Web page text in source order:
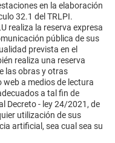
en la elaboración
32.1 del TRLPI.
realiza la reserva expresa
pública de sus
prevista en el
realiza una reserva
las obras y otras
web a medios de lectura
a tal fin de
Decreto - ley 24/2021, de
utilización de sus
artificial, sea cual sea su